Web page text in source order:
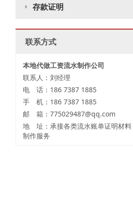
存款证明
联系方式
本地代做工资流水制作公司
联系人：刘经理
电 话：186 7387 1885
手 机：186 7387 1885
邮 箱：775029487@qq.com
地 址：承接各类流水账单证明材料
制作服务